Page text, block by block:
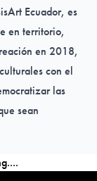
Ecuador, es
en territorio,
en 2018,
con el
las
sean
la